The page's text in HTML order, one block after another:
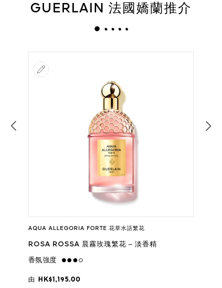
GUERLAIN 法國嬌蘭推介
AQUA ALLEGORIA FORTE 花草水語繁花
ROSA ROSSA 晨霧玫瑰繁花 – 淡香精
香氛強度 high
由 HK$1,195.00